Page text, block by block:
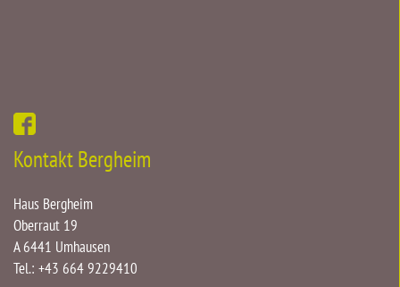
Kontakt Bergheim
Haus Bergheim
Oberraut 19
A 6441 Umhausen
Tel.: +43 664 9229410